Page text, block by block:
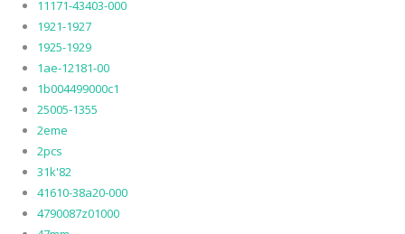
11171-43403-000
1921-1927
1925-1929
1ae-12181-00
1b004499000c1
25005-1355
2eme
2pcs
31k'82
41610-38a20-000
4790087z01000